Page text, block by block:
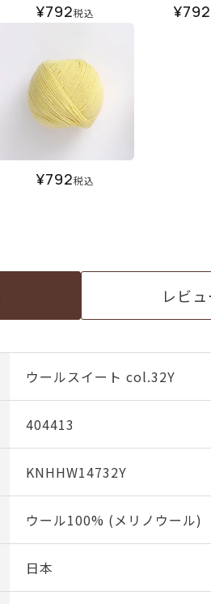
¥792税込 ¥792
¥792税込
レビ
ウールスイート col.32Y
404413
KNHHW14732Y
ウール100% (メリノウール)
日本